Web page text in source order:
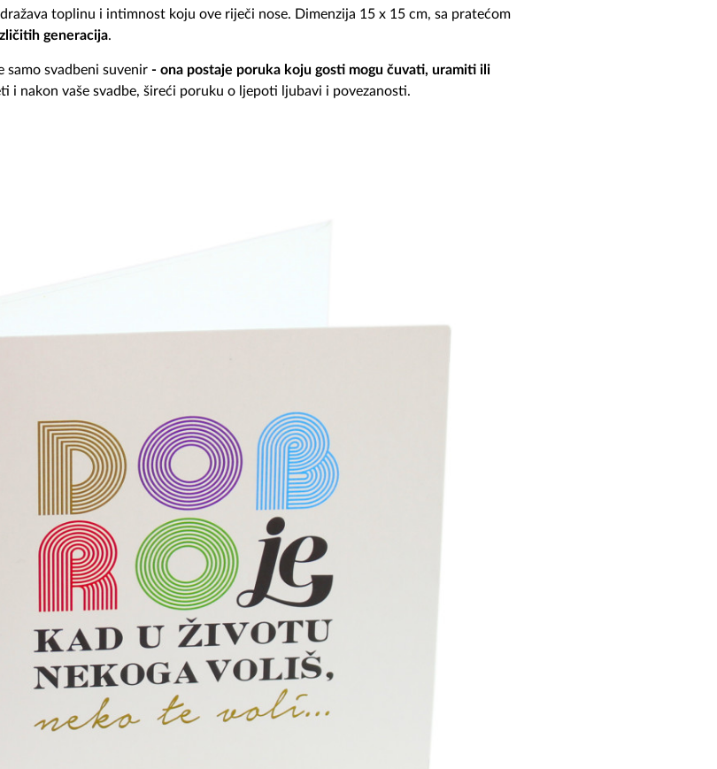
toplinu i intimnost koju ove riječi nose. Dimenzija 15 x 15 cm, sa pratećom
generacija.
samo svadbeni suvenir - ona postaje poruka koju gosti mogu čuvati, uramiti ili
i nakon vaše svadbe, šireći poruku o ljepoti ljubavi i povezanosti.